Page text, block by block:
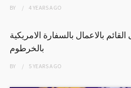
BY 4 YEARSAGO
القائم بالاعمال بالسفارة الامريكية
بالخرطوم
BY 5 YEARSAGO